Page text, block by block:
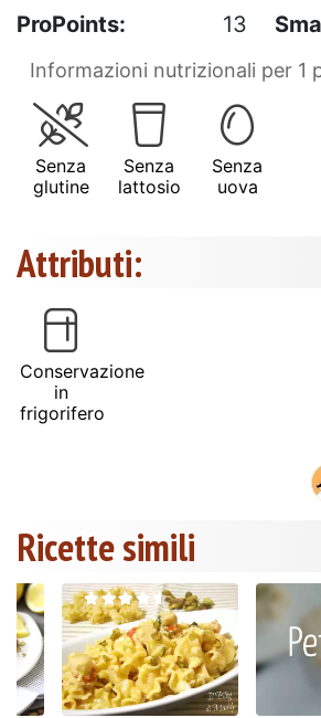
ProPoints:
13
Informazioni nutrizionali per 1
Senza
glutine
Senza
lattosio
Senza
uova
Attributi:
Conservazione
in
frigorifero
Ricette simili